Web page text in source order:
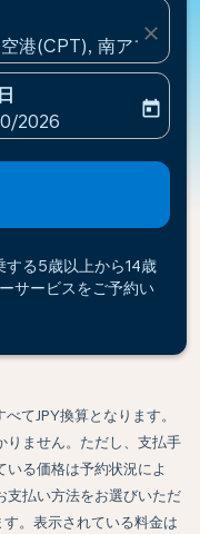
港(CPT), 南アフリカ
close
labelreturn-date-
2026
today
する5歳以上から14歳
サービスをご予約い
てJPY換算となります。
りません。ただし、支払手
る価格は予約状況によ
支払い方法をお選びいただ
。表示されている料金は